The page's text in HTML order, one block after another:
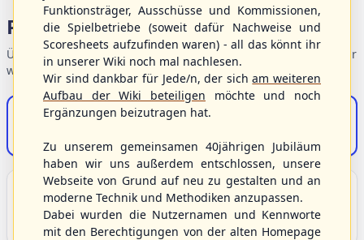
Portalbereiche
Übersicht der Verbandsbereiche – wählen Sie einen Einstieg für
weiterführende Informationen.
S/HBV-Shop
Unser Sport
Grundlagen und Hintergründe zu Baseball, Softball
und Baseball5.
Funktionsträger, Ausschüsse und Kommissionen,
die Spielbetriebe (soweit dafür Nachweise und
Scoresheets aufzufinden waren) - all das könnt ihr
in unserer Wiki noch mal nachlesen.
Wir sind dankbar für Jede/n, der sicham weiteren
Aufbau der Wiki beteiligen möchte und noch
Ergänzungen beizutragen hat.
Zu unserem gemeinsamen 40jährigen Jubiläum
haben wir uns außerdem entschlossen, unsere
Webseite von Grund auf neu zu gestalten und an
moderne Technik und Methodiken anzupassen.
Dabei wurden die Nutzernamen und Kennworte
mit den Berechtigungen von der alten Homepage